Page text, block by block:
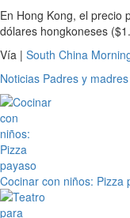
En Hong Kong, el precio
dólares hongkoneses
Vía | South China
Noticias Padres y madres
Cocinar con niños: Pizza